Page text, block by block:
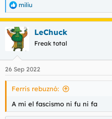
R
e
a
c
c
e
s
miliu
LeChuck
Freak total
26 Sep 2022
Ferris rebuznó:
A mi el fascismo ni fu ni fa